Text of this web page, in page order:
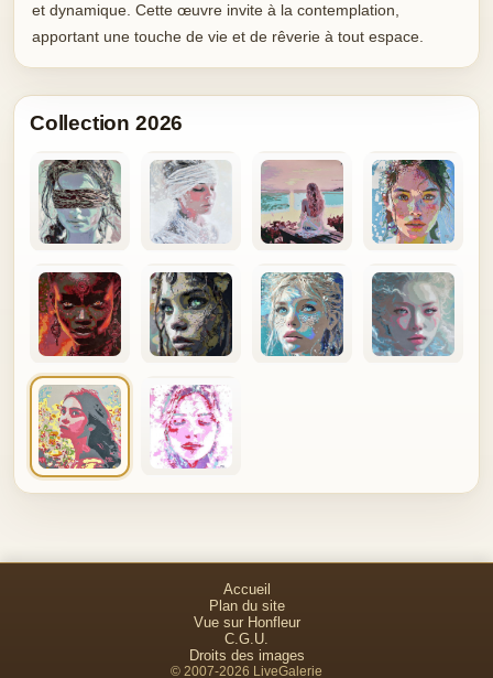
et dynamique. Cette œuvre invite à la contemplation,
apportant une touche de vie et de rêverie à tout espace.
Collection 2026
Accueil
Plan du site
Vue sur Honfleur
C.G.U.
Droits des images
© 2007-2026 LiveGalerie